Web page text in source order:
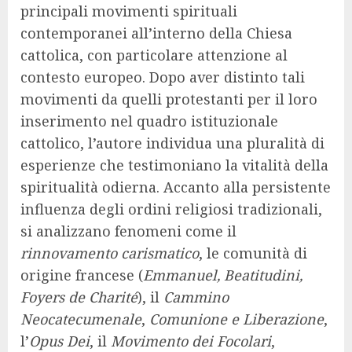
principali movimenti spirituali
contemporanei all’interno della Chiesa
cattolica, con particolare attenzione al
contesto europeo. Dopo aver distinto tali
movimenti da quelli protestanti per il loro
inserimento nel quadro istituzionale
cattolico, l’autore individua una pluralità di
esperienze che testimoniano la vitalità della
spiritualità odierna. Accanto alla persistente
influenza degli ordini religiosi tradizionali,
si analizzano fenomeni come il
rinnovamento carismatico, le comunità di
origine francese (Emmanuel, Beatitudini,
Foyers de Charité), il Cammino
Neocatecumenale, Comunione e Liberazione,
l’Opus Dei, il Movimento dei Focolari,